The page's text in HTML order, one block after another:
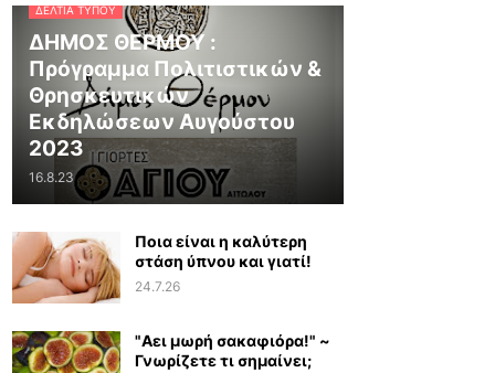
ΔΕΛΤΊΑ ΤΎΠΟΥ
ΔΗΜΟΣ ΘΕΡΜΟΥ :
Πρόγραμμα Πολιτιστικών &
Θρησκευτικών
Εκδηλώσεων Αυγούστου
2023
16.8.23
Ποια είναι η καλύτερη
στάση ύπνου και γιατί!
24.7.26
"Αει μωρή σακαφιόρα!" ~
Γνωρίζετε τι σημαίνει;